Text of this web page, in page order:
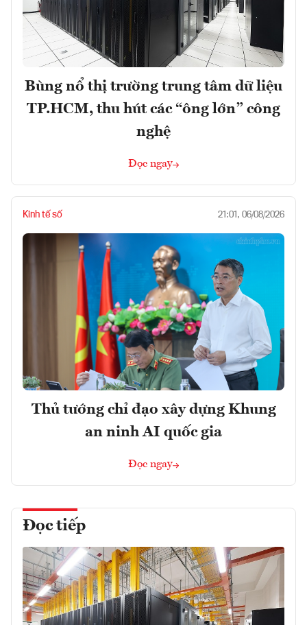
Bùng nổ thị trường trung tâm dữ liệu
TP.HCM, thu hút các “ông lớn” công
nghệ
Đọc ngay
Kinh tế số 21:01, 06/08/2026
Thủ tướng chỉ đạo xây dựng Khung
an ninh AI quốc gia
Đọc ngay
Đọc tiếp